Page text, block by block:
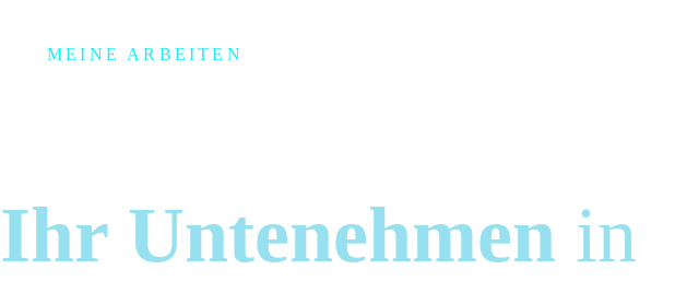
MEINE ARBEITEN
Ihr Untenehmen in